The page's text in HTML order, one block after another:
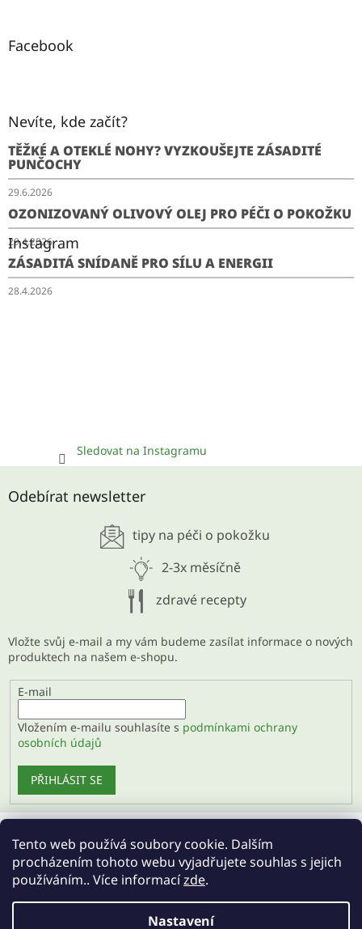
Tento web používá soubory cookie. Dalším
procházením tohoto webu vyjadřujete souhlas s jejich
používáním.. Více informacízde.
Nastavení
Facebook
Nevíte, kde začít?
TĚŽKÉ A OTEKLÉ NOHY? VYZKOUŠEJTE ZÁSADITÉ
PUNČOCHY
29.6.2026
OZONIZOVANÝ OLIVOVÝ OLEJ PRO PÉČI O POKOŽKU
29.4.2026
ZÁSADITÁ SNÍDANĚ PRO SÍLU A ENERGII
28.4.2026
Instagram
Sledovat na Instagramu
Odebírat newsletter
tipy na péči o pokožku
2-3x měsíčně
zdravé recepty
Vložte svůj e-mail a my vám budeme zasílat informace o nových
produktech na našem e-shopu.
E-mail
Vložením e-mailu souhlasíte s podmínkami ochrany
osobních údajů
PŘIHLÁSIT SE
Velkoobchod
Vytvořil Shoptet